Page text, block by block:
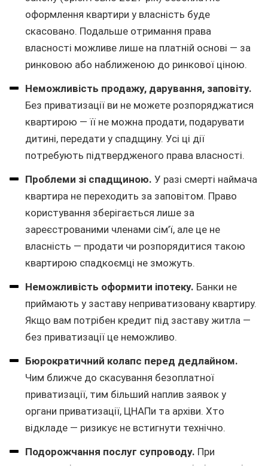
оформлення квартири у власність буде
скасовано. Подальше отримання права
власності можливе лише на платній основі — за
ринковою або наближеною до ринкової ціною.
Неможливість продажу, дарування, заповіту.
Без приватизації ви не можете розпоряджатися
квартирою — її не можна продати, подарувати
дитині, передати у спадщину. Усі ці дії
потребують підтвердженого права власності.
Проблеми зі спадщиною. У разі смерті наймача
квартира не переходить за заповітом. Право
користування зберігається лише за
зареєстрованими членами сім’ї, але це не
власність — продати чи розпорядитися такою
квартирою спадкоємці не зможуть.
Неможливість оформити іпотеку. Банки не
приймають у заставу неприватизовану квартиру.
Якщо вам потрібен кредит під заставу житла —
без приватизації це неможливо.
Бюрократичний колапс перед дедлайном.
Чим ближче до скасування безоплатної
приватизації, тим більший наплив заявок у
органи приватизації, ЦНАПи та архіви. Хто
відкладе — ризикує не встигнути технічно.
Подорожчання послуг супроводу. При